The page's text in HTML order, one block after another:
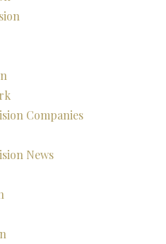
Companies
News